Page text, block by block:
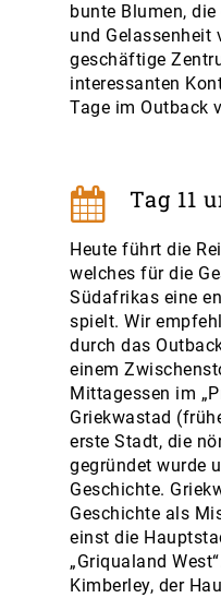
bunte Blumen,
und Gelassenheit
geschäftige
interessanten
Tage im Outback
Tag 11
Heute führt die
welches für die
Südafrikas eine
spielt. Wir
durch das
einem
Mittagessen im
Griekwastad
erste Stadt, die
gegründet wurde
Geschichte.
Geschichte als
einst die
„Griqualand
Kimberley, der